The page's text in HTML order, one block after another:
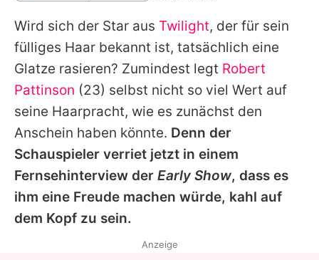
Redaktionelle Richtlinien
Impressum
Datenschutzerklärung
Nutzungsbedingungen
Utiq verwalten
Wird sich der Star aus Twilight, der für sein
fülliges Haar bekannt ist, tatsächlich eine
Glatze rasieren? Zumindest legt Robert
Pattinson (23) selbst nicht so viel Wert auf
seine Haarpracht, wie es zunächst den
Anschein haben könnte. Denn der
Schauspieler verriet jetzt in einem
Fernsehinterview der Early Show, dass es
ihm eine Freude machen würde, kahl auf
dem Kopf zu sein.
Anzeige